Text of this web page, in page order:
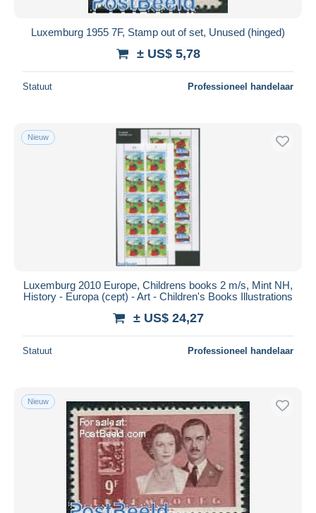
Luxemburg 1955 7F, Stamp out of set, Unused (hinged)
± US$ 5,78
Statuut Professioneel handelaar
Nieuw
Luxemburg 2010 Europe, Childrens books 2 m/s, Mint NH,
History - Europa (cept) - Art - Children's Books Illustrations
± US$ 24,27
Statuut Professioneel handelaar
Nieuw